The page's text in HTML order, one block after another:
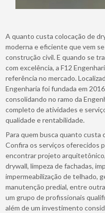
A quanto custa colocação de
moderna e eficiente que vem
construção civil. E quando se
com excelência, a F12
referência no mercado.
Engenharia foi fundada em
consolidando no ramo da
completo de atividades e
qualidade e rentabilidade.
Para quem busca quanto custa
Confira os serviços oferecidos
encontrar projeto
drywall, limpeza de fachadas,
impermeabilização de telhado,
manutenção predial, entre
um grupo de profissionais
além de um investimento